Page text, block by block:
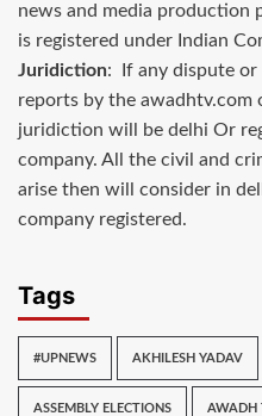
news and media production
is registered under Indian
Juridiction: If any dispute or
reports by the awadhtv.com
juridiction will be delhi Or
company. All the civil and
arise then will consider in
company registered.
Tags
#UPNEWS AKHILESH YADAV
ASSEMBLY ELECTIONS AWADH